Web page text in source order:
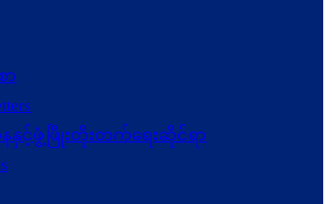
ာ
င့်ဖွံ့ဖြိုးတိုးတက်ရေးဆိုင်ရာ